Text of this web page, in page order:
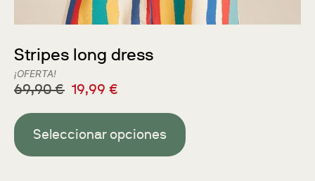
¡OFERTA!
Stripes long dress
69,90€ 19,99 €
Seleccionar opciones